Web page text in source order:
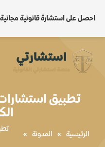
احصل على استشارة قانونية مجانية
تطبيق استشارات
الرئيسية » المدونة »